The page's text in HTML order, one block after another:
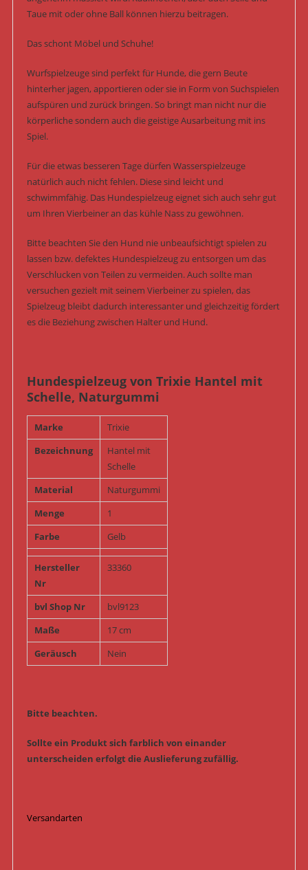
Taue mit oder ohne Ball können hierzu beitragen.
Das schont Möbel und Schuhe!
Wurfspielzeuge sind perfekt für Hunde, die gern Beute
hinterher jagen, apportieren oder sie in Form von Suchspielen
aufspüren und zurück bringen. So bringt man nicht nur die
körperliche sondern auch die geistige Ausarbeitung mit ins
Spiel.
Für die etwas besseren Tage dürfen Wasserspielzeuge
natürlich auch nicht fehlen. Diese sind leicht und
schwimmfähig. Das Hundespielzeug eignet sich auch sehr gut
um Ihren Vierbeiner an das kühle Nass zu gewöhnen.
Bitte beachten Sie den Hund nie unbeaufsichtigt spielen zu
lassen bzw. defektes Hundespielzeug zu entsorgen um das
Verschlucken von Teilen zu vermeiden. Auch sollte man
versuchen gezielt mit seinem Vierbeiner zu spielen, das
Spielzeug bleibt dadurch interessanter und gleichzeitig fördert
es die Beziehung zwischen Halter und Hund.
Hundespielzeug von Trixie Hantel mit
Schelle, Naturgummi
Marke
Trixie
Bezeichnung
Hantel mit
Schelle
Material
Naturgummi
Menge
1
Farbe
Gelb
Hersteller
Nr
33360
bvl Shop Nr
bvl9123
Maße
17 cm
Geräusch
Nein
Bitte beachten.
Sollte ein Produkt sich farblich von einander
unterscheiden erfolgt die Auslieferung zufällig.
Versandarten